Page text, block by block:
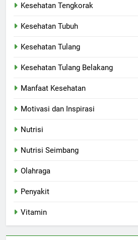
Kesehatan Tengkorak
Kesehatan Tubuh
Kesehatan Tulang
Kesehatan Tulang Belakang
Manfaat Kesehatan
Motivasi dan Inspirasi
Nutrisi
Nutrisi Seimbang
Olahraga
Penyakit
Vitamin